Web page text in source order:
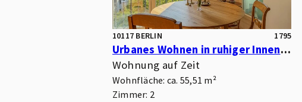
10117 BERLIN 1795
Urbanes Wohnen in ruhiger Innenhoflage – Moderne Eigentumswohnung mit Südwest-Loggia
Wohnung auf Zeit
Wohnfläche: ca. 55,51 m²
Zimmer: 2